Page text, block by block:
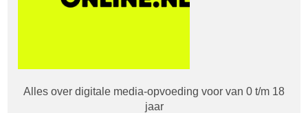
Alles over digitale media-opvoeding voor van 0 t/m 18
jaar